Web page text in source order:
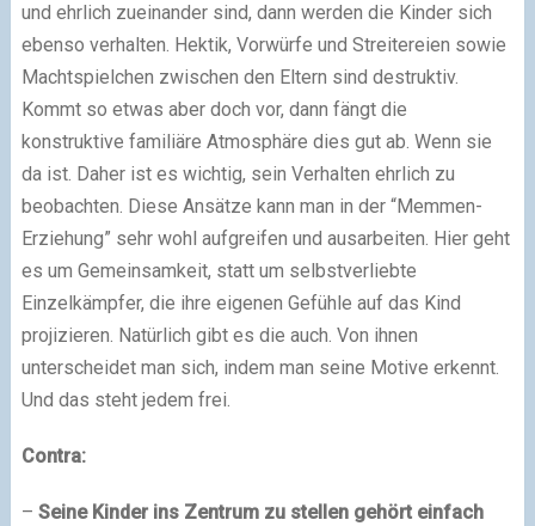
und ehrlich zueinander sind, dann werden die Kinder sich
ebenso verhalten. Hektik, Vorwürfe und Streitereien sowie
Machtspielchen zwischen den Eltern sind destruktiv.
Kommt so etwas aber doch vor, dann fängt die
konstruktive familiäre Atmosphäre dies gut ab. Wenn sie
da ist. Daher ist es wichtig, sein Verhalten ehrlich zu
beobachten. Diese Ansätze kann man in der “Memmen-
Erziehung” sehr wohl aufgreifen und ausarbeiten. Hier geht
es um Gemeinsamkeit, statt um selbstverliebte
Einzelkämpfer, die ihre eigenen Gefühle auf das Kind
projizieren. Natürlich gibt es die auch. Von ihnen
unterscheidet man sich, indem man seine Motive erkennt.
Und das steht jedem frei.
Contra:
– Seine Kinder ins Zentrum zu stellen gehört einfach